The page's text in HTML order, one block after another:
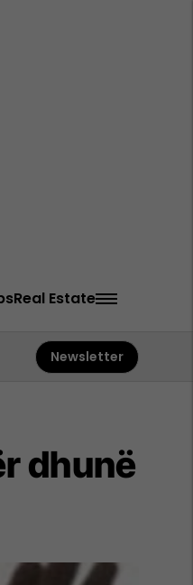
Real Estate
Newsletter
dhunë